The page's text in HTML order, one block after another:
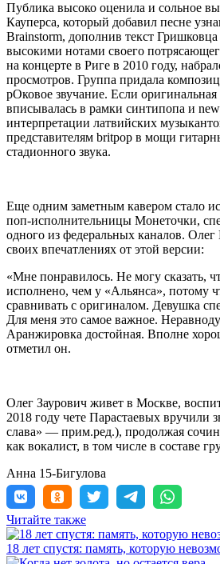
Публика высоко оценила и сольное
Кауперса, который добавил песне
Brainstorm, дополнив текст
высокими нотами своего
на концерте в Риге в 2010 году,
просмотров. Группа придала
рОковое звучание. Если
вписывалась в рамки синтипопа и
интерпретации латвийских
представителям britpop в мощи
стадионного звука.
Еще одним заметным кавером стало
поп-исполнительницы Монеточки,
одного из федеральных каналов. Олег
своих впечатлениях от этой версии:
«Мне понравилось. Не могу сказать,
исполнено, чем у «Альянса», потому
сравнивать с оригиналом. Девушка
Для меня это самое важное.
Аранжировка достойная. Вполне
отметил он.
Олег Заурович живет в Москве,
2018 году чете Парастаевых вручили
слава» — прим.ред.), продолжая
как вокалист, в том числе в составе
Анна 15-Бигулова
Читайте также
18 лет спустя: память, которую